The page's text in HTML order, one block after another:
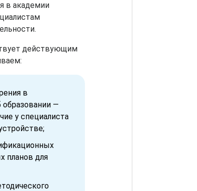
в академии
действующим
в
—
у специалиста
планов для